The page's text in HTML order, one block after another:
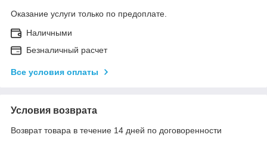
Оказание услуги только по предоплате.
Наличными
Безналичный расчет
Все условия оплаты
Условия возврата
Возврат товара в течение 14 дней по договоренности